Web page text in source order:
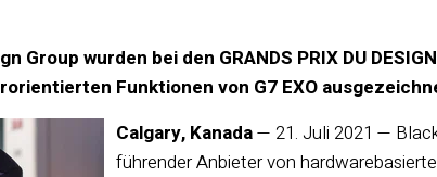
Group wurden bei den GRANDS PRIX DU
Funktionen von G7 EXO
Calgary, Kanada— 21. Juli 2021 —
führender Anbieter von